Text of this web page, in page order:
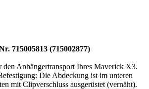
715005813 (715002877)
den Anhängertransport Ihres Maverick X3.
Die Abdeckung ist im unteren
mit Clipverschluss ausgerüstet (vernäht).